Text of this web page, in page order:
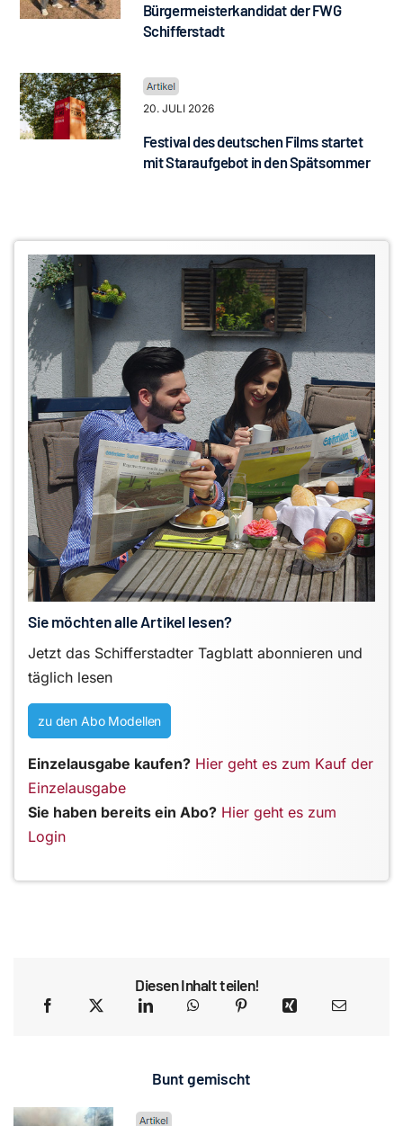
Bürgermeisterkandidat der FWG
Schifferstadt
20. JULI 2026
Festival des deutschen Films startet
mit Staraufgebot in den Spätsommer
Sie möchten alle Artikel lesen?
Jetzt das Schifferstadter Tagblatt abonnieren und
täglich lesen
zu den Abo Modellen
Einzelausgabe kaufen? Hier geht es zum Kauf der
Einzelausgabe
Sie haben bereits ein Abo? Hier geht es zum
Login
Diesen Inhalt teilen!
Bunt gemischt